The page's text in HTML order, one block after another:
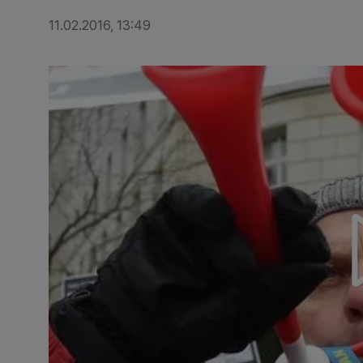
11.02.2016, 13:49